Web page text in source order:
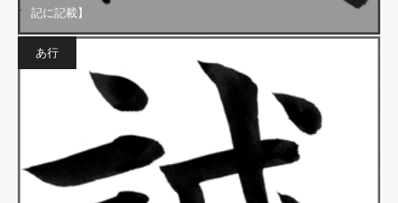
記に記載】
あ行